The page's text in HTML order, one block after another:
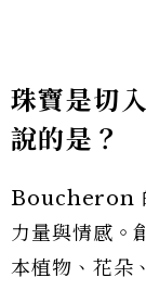
珠寶是切
說的是？
Boucheron
力量與情感
本植物、花朵